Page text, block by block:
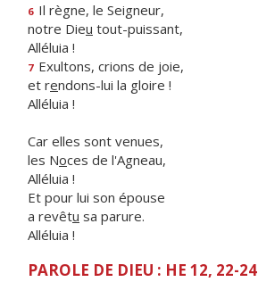
6 Il règne, le Seigneur,
notre Dieu tout-puissant,
Alléluia !
7 Exultons, crions de joie,
et rendons-lui la gloire !
Alléluia !
Car elles sont venues,
les Noces de l'Agneau,
Alléluia !
Et pour lui son épouse
a revêtu sa parure.
Alléluia !
PAROLE DE DIEU : HE 12, 22-24